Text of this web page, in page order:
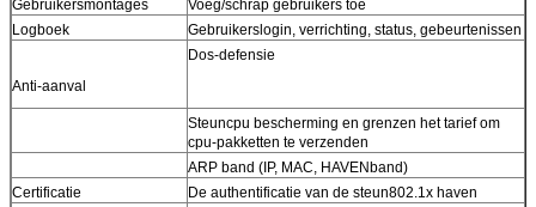
Gebruikersmontages
Voeg/schrap gebruikers toe
Logboek
Gebruikerslogin, verrichting, status, gebeurtenissen
Anti-aanval
Dos-defensie
Steuncpu bescherming en grenzen het tarief om
cpu-pakketten te verzenden
ARP band (IP, MAC, HAVENband)
Certificatie
De authentificatie van de steun802.1x haven